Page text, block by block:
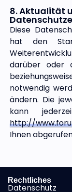
8. Aktualität
Diese
hat den
darüber oder
notwendig
ändern. Die
kann
http://
Ihnen
Rechtliches
Datenschutz